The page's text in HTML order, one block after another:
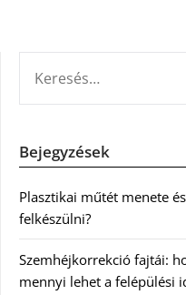
Bejegyzések
Plasztikai műtét menete
felkészülni?
Szemhéjkorrekció fajtái:
mennyi lehet a felépülési